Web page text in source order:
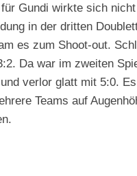
Gundi wirkte sich
in der dritten
es zum Shoot-out.
Da war im zweiten
verlor glatt mit 5:0.
Teams auf